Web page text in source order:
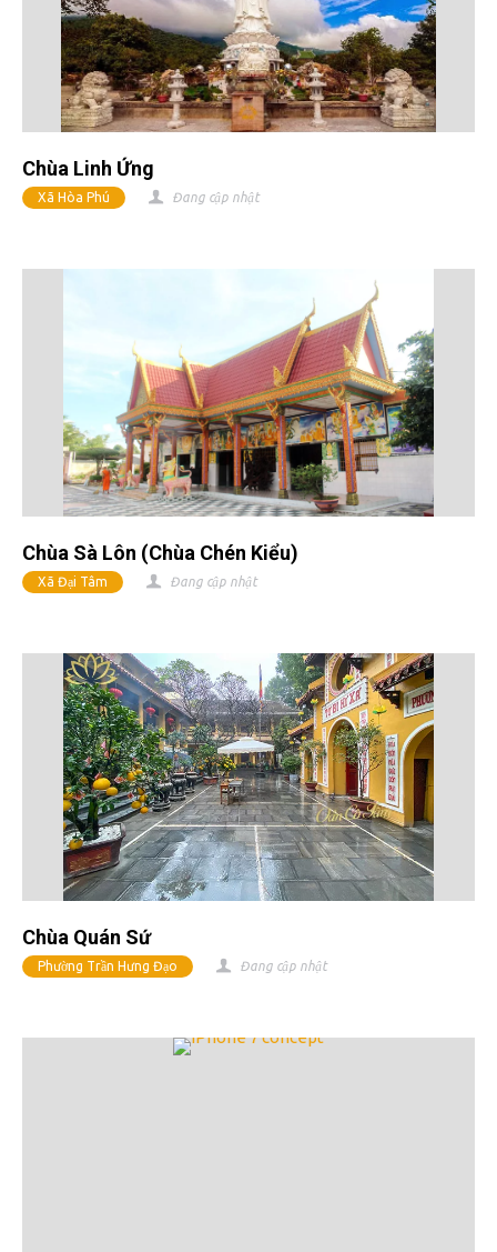
Chùa Linh Ứng
Xã Hòa Phú Đang cập nhật
Chùa Sà Lôn (chùa Chén Kiểu)
Xã Đại Tâm Đang cập nhật
Chùa Quán Sứ
Phường Trần Hưng Đạo Đang cập nhật